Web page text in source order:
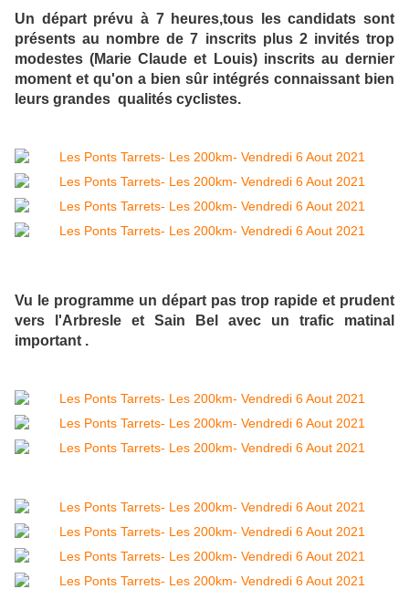
Un départ prévu à 7 heures,tous les candidats sont
présents au nombre de 7 inscrits plus 2 invités trop
modestes (Marie Claude et Louis) inscrits au dernier
moment et qu'on a bien sûr intégrés connaissant bien
leurs grandes qualités cyclistes.
Vu le programme un départ pas trop rapide et prudent
vers l'Arbresle et Sain Bel avec un trafic matinal
important .